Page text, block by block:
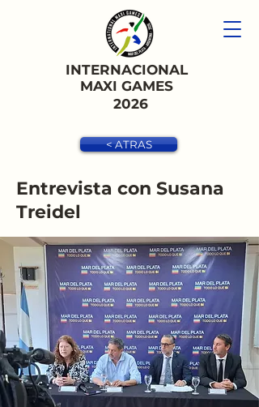
INTERNACIONAL
MAXI GAMES
2026
< ATRAS
Entrevista con Susana
Treidel